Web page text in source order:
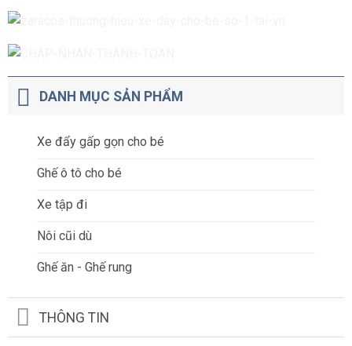
DANH MỤC SẢN PHẨM
Xe đẩy gấp gọn cho bé
Ghế ô tô cho bé
Xe tập đi
Nôi cũi dù
Ghế ăn - Ghế rung
THÔNG TIN